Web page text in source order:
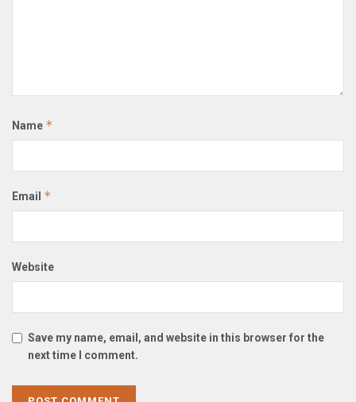
Name *
Email *
Website
Save my name, email, and website in this browser for the
next time I comment.